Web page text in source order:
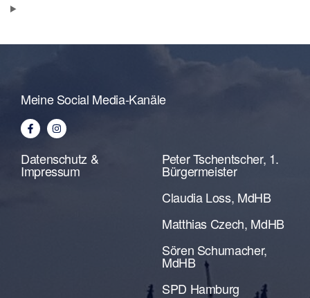
Meine Social Media-Kanäle
Datenschutz &
Impressum
Peter Tschentscher, 1.
Bürgermeister
Claudia Loss, MdHB
Matthias Czech, MdHB
Sören Schumacher,
MdHB
SPD Hamburg